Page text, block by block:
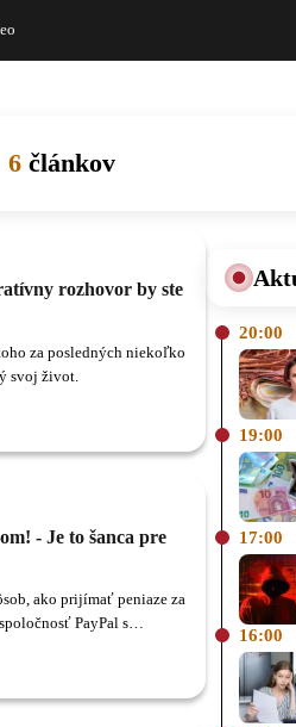
6 článkov
rozhovor by ste
za posledných niekoľko
svoj život.
- Je to šanca pre
ako prijímať peniaze za
PayPal s
20:00
19:00
17:00
16:00